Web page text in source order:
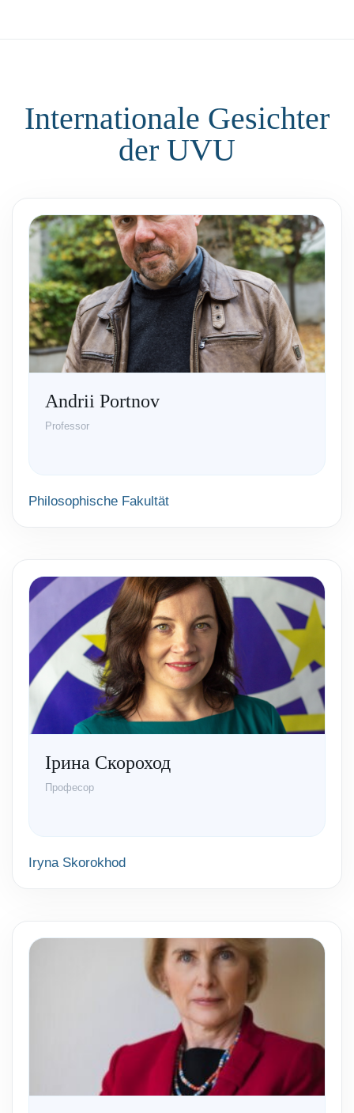
Internationale Gesichter
der UVU
Andrii Portnov
Professor
Philosophische Fakultät
Ірина Скороход
Професор
Iryna Skorokhod